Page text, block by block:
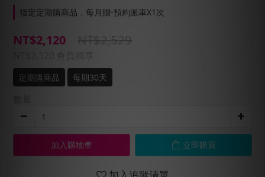
指定定期購商品，每月贈-預約派車X1次
NT$2,120 NT$2,529
定期購商品 每期30天
加入購物車 立即購買